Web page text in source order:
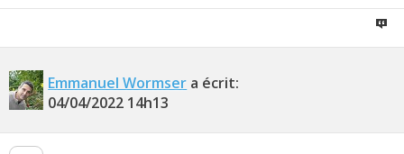
Emmanuel Wormser a écrit:
04/04/2022 14h13